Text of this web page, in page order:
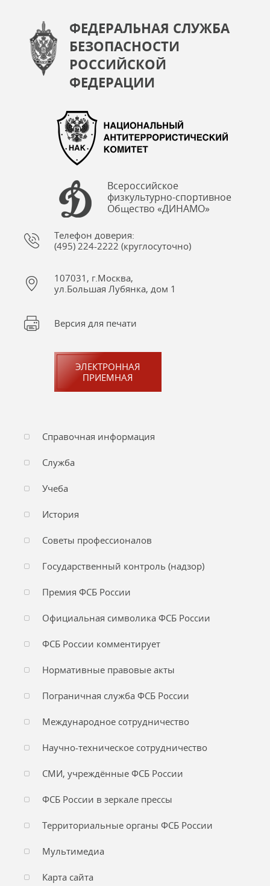
ФЕДЕРАЛЬНАЯ СЛУЖБА
БЕЗОПАСНОСТИ
РОССИЙСКОЙ
ФЕДЕРАЦИИ
Всероссийское
физкультурно-спортивное
Общество «ДИНАМО»
Телефон доверия:
(495) 224-2222 (круглосуточно)
107031, г.Москва,
ул.Большая Лубянка, дом 1
Версия для печати
ЭЛЕКТРОННАЯ
ПРИЕМНАЯ
Справочная информация
Служба
Учеба
История
Советы профессионалов
Государственный контроль (надзор)
Премия ФСБ России
Официальная символика ФСБ России
ФСБ России комментирует
Нормативные правовые акты
Пограничная служба ФСБ России
Международное сотрудничество
Научно-техническое сотрудничество
СМИ, учреждённые ФСБ России
ФСБ России в зеркале прессы
Территориальные органы ФСБ России
Мультимедиа
Карта сайта